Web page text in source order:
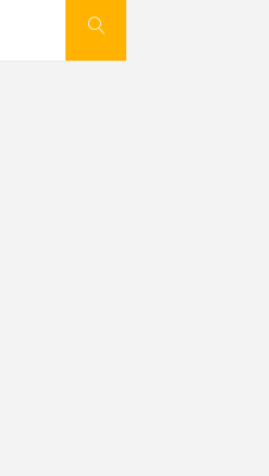
Search